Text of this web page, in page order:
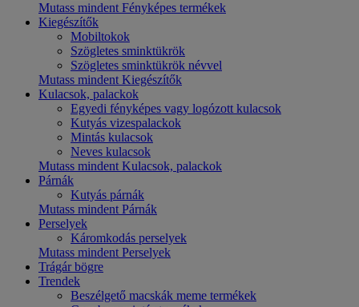
Mutass mindent Fényképes termékek
Kiegészítők
Mobiltokok
Szögletes sminktükrök
Szögletes sminktükrök névvel
Mutass mindent Kiegészítők
Kulacsok, palackok
Egyedi fényképes vagy logózott kulacsok
Kutyás vizespalackok
Mintás kulacsok
Neves kulacsok
Mutass mindent Kulacsok, palackok
Párnák
Kutyás párnák
Mutass mindent Párnák
Perselyek
Káromkodás perselyek
Mutass mindent Perselyek
Trágár bögre
Trendek
Beszélgető macskák meme termékek